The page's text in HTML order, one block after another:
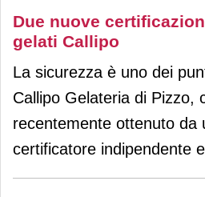
Due nuove
gelati Callipo
La sicurezza è uno dei
Callipo Gelateria di Pizzo,
recentemente ottenuto da
certificatore indipendente e